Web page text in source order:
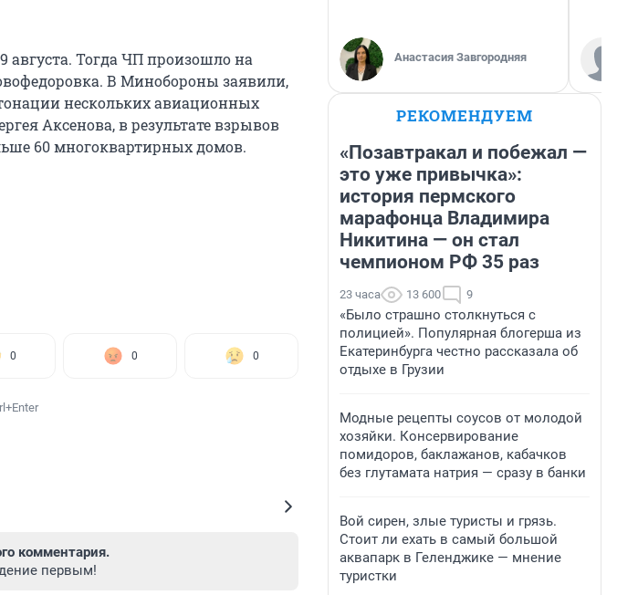
августа. Тогда ЧП произошло на
В Минобороны заявили,
нескольких авиационных
Аксенова, в результате взрывов
60 многоквартирных домов.
0 0 0
комментария.
первым!
Анастасия Завгородняя
РЕКОМЕНДУЕМ
«Позавтракал и побежал —
это уже привычка»:
история пермского
марафонца Владимира
Никитина — он стал
чемпионом РФ 35 раз
23 часа 13 600 9
«Было страшно столкнуться с
полицией». Популярная блогерша из
Екатеринбурга честно рассказала об
отдыхе в Грузии
Модные рецепты соусов от молодой
хозяйки. Консервирование
помидоров, баклажанов, кабачков
без глутамата натрия — сразу в банки
Вой сирен, злые туристы и грязь.
Стоит ли ехать в самый большой
аквапарк в Геленджике — мнение
туристки